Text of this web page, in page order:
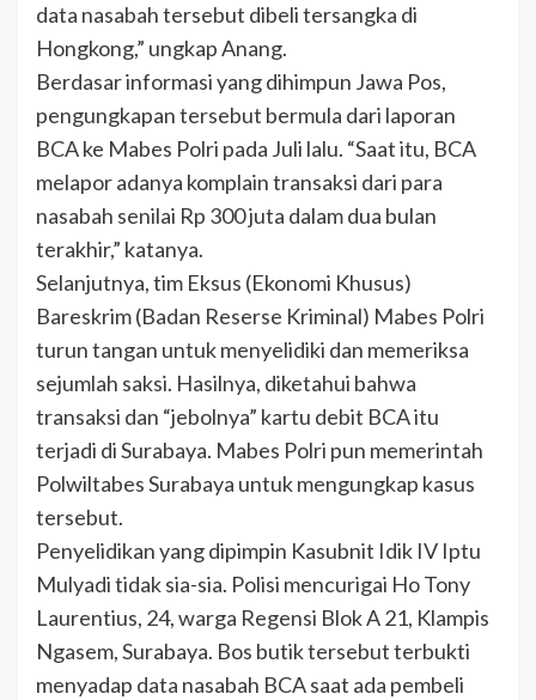
data nasabah tersebut dibeli tersangka di
Hongkong,” ungkap Anang.
Berdasar informasi yang dihimpun Jawa Pos,
pengungkapan tersebut bermula dari laporan
BCA ke Mabes Polri pada Juli lalu. “Saat itu, BCA
melapor adanya komplain transaksi dari para
nasabah senilai Rp 300 juta dalam dua bulan
terakhir,” katanya.
Selanjutnya, tim Eksus (Ekonomi Khusus)
Bareskrim (Badan Reserse Kriminal) Mabes Polri
turun tangan untuk menyelidiki dan memeriksa
sejumlah saksi. Hasilnya, diketahui bahwa
transaksi dan “jebolnya” kartu debit BCA itu
terjadi di Surabaya. Mabes Polri pun memerintah
Polwiltabes Surabaya untuk mengungkap kasus
tersebut.
Penyelidikan yang dipimpin Kasubnit Idik IV Iptu
Mulyadi tidak sia-sia. Polisi mencurigai Ho Tony
Laurentius, 24, warga Regensi Blok A 21, Klampis
Ngasem, Surabaya. Bos butik tersebut terbukti
menyadap data nasabah BCA saat ada pembeli